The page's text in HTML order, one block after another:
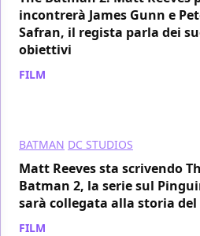
incontrerà James Gunn e
Safran, il regista parla dei
obiettivi
FILM
BATMAN DC STUDIOS
Matt Reeves sta scrivendo
Batman 2, la serie sul
sarà collegata alla storia del
FILM